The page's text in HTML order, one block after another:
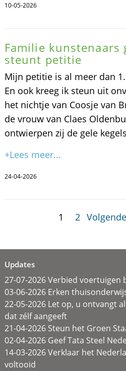
10-05-2026
Familie kunstenaars
steunt petitie
Mijn petitie is al meer dan
En ook kreeg ik steun uit
het nichtje van Coosje van
de vrouw van Claes
ontwierpen zij de gele
+Lees meer...
24-04-2026
1 2
Updates
27-07-2026 Verbied voertuigen
03-06-2026 Erken
22-05-2026 Let op, u ontvangt
dat zélf aangeeft
21-04-2026 Steun het Groen
02-04-2026 Geef Tata Steel
14-03-2026 Verklaar het
voltooid